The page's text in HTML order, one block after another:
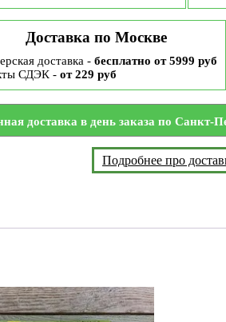
Доставка по Москве
доставка - бесплатно от 5999 руб
СДЭК - от 229 руб
доставка в день заказа по Санкт-
Подробнее про